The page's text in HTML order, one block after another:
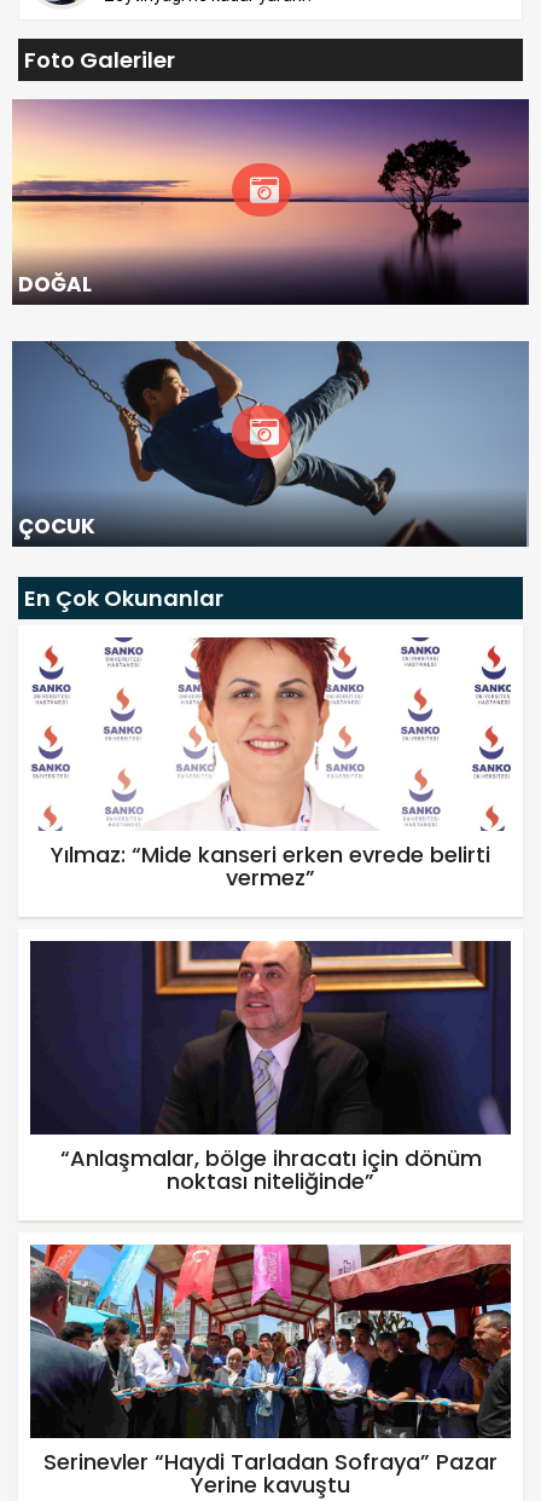
Foto Galeriler
DOĞAL
ÇOCUK
En Çok Okunanlar
Yılmaz: “Mide kanseri erken evrede belirti
vermez”
“Anlaşmalar, bölge ihracatı için dönüm
noktası niteliğinde”
Serinevler “Haydi Tarladan Sofraya” Pazar
Yerine kavuştu